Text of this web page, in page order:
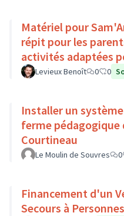
Matériel pour
répit pour les
activités adaptées
situation de
Levieux Benoît 0 0
Installer un
ferme pédagogique
Courtineau
Le Moulin de Souvres 0
Financement d'un
Secours à Personnes